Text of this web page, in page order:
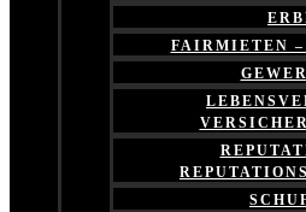
FAIRMIETEN